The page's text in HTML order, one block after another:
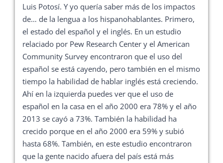
Luis Potosí. Y yo quería saber más de los impactos
de… de la lengua a los hispanohablantes. Primero,
el estado del español y el inglés. En un estudio
relaciado por Pew Research Center y el American
Community Survey encontraron que el uso del
español se está cayendo, pero también en el mismo
tiempo la habilidad de hablar inglés está creciendo.
Ahí en la izquierda puedes ver que el uso de
español en la casa en el año 2000 era 78% y el año
2013 se cayó a 73%. También la habilidad ha
crecido porque en el año 2000 era 59% y subió
hasta 68%. También, en este estudio encontraron
que la gente nacido afuera del país está más